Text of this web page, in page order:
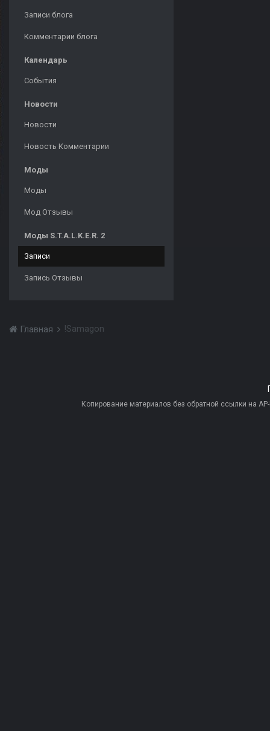
Записи блога
Комментарии блога
Календарь
События
Новости
Новости
Новость Комментарии
Моды
Моды
Мод Отзывы
Моды S.T.A.L.K.E.R. 2
Записи
Запись Отзывы
Главная !Samagon
Копирование материалов без обратной ссылки на